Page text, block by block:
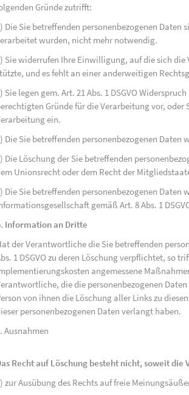
Gründe zutrifft:
Die Sie betreffenden personenbezogenen Daten
wurden, nicht mehr notwendig.
Sie widerrufen Ihre Einwilligung, auf die sich die
und es fehlt an einer anderweitigen
Sie legen gem. Art. 21 Abs. 1 DSGVO
Gründe für die Verarbeitung vor, oder
ein.
Die Sie betreffenden personenbezogenen
Die Löschung der Sie betreffenden
Unionsrecht oder dem Recht der
Die Sie betreffenden personenbezogenen Daten
gemäß Art. 8 Abs. 1
Information an Dritte
der Verantwortliche die Sie betreffenden
1 DSGVO zu deren Löschung verpflichtet, so
angemessene
die die personenbezogenen
von ihnen die Löschung aller Links zu
personenbezogenen Daten verlangt haben.
Ausnahmen
Recht auf Löschung besteht nicht, soweit
zur Ausübung des Rechts auf freie